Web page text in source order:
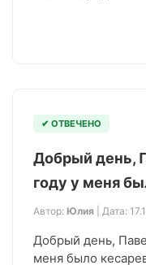
✔ ОТВЕЧЕНО
Добрый день,
году у меня
Автор: Юлия | Дата:
Добрый день,
меня было